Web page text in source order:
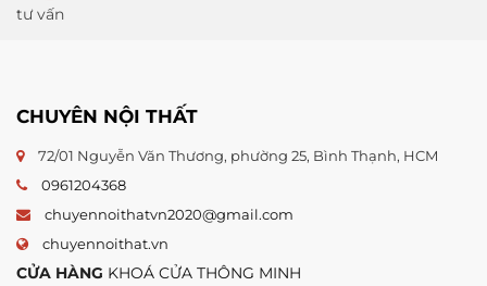
tư vấn
CHUYÊN NỘI THẤT
72/01 Nguyễn Văn Thương, phường 25, Bình Thạnh, HCM
0961204368
chuyennoithatvn2020@gmail.com
chuyennoithat.vn
CỬA HÀNG KHOÁ CỬA THÔNG MINH